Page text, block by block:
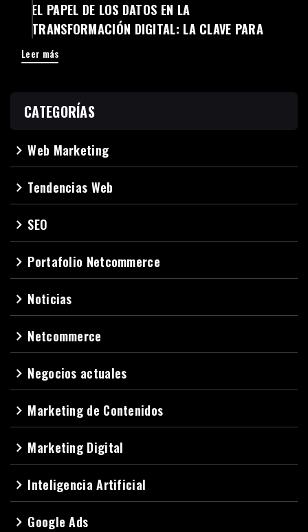
EL PAPEL DE LOS DATOS EN LA
TRANSFORMACIÓN DIGITAL: LA CLAVE PARA
TOMAR MEJORES DECISIONES
Leer más
CATEGORÍAS
navigate_nextWeb Marketing
navigate_next Tendencias Web
navigate_next SEO
navigate_next Portafolio Netcommerce
navigate_next Noticias
navigate_next Netcommerce
navigate_next Negocios actuales
navigate_next Marketing de Contenidos
navigate_next Marketing Digital
navigate_next Inteligencia Artificial
navigate_next Google Ads